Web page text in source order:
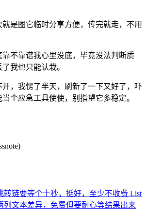
是图它临时分享方便，传完就走，不用
不靠谱我心里没底，毕竟没法判断质
我也只能认栽。
，我愣了半天，刷新了一下又好了，吓
个应急工具使使，别指望它多稳定。
转链要等个十秒，挺好，至少不收费 List
列文本差异，免费但要耐心等结果出来